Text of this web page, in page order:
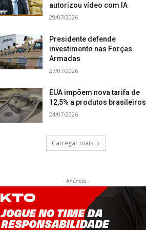
autorizou vídeo com IA
29/07/2026
Presidente defende
investimento nas Forças
Armadas
27/07/2026
EUA impõem nova tarifa de
12,5% a produtos brasileiros
24/07/2026
Carregar mais
- Anúncio -